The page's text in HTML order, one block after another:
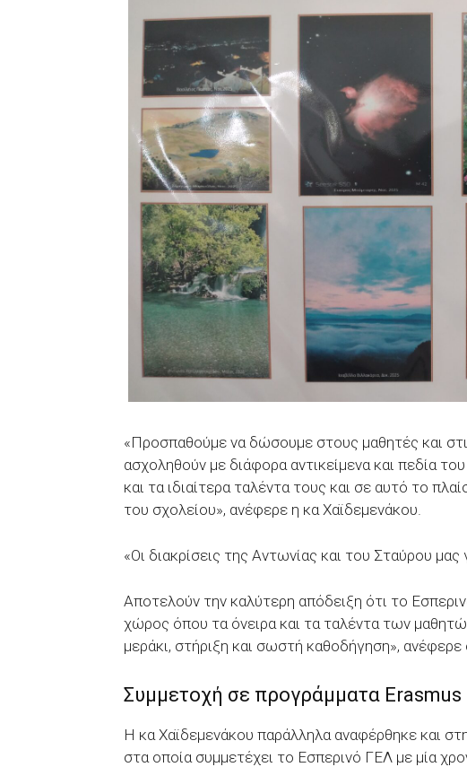
«Προσπαθούμε να δώσουμε στους μαθητές και
ασχοληθούν με διάφορα αντικείμενα και πεδία
και τα ιδιαίτερα ταλέντα τους και σε αυτό το
του σχολείου», ανέφερε η κα Χαϊδεμενάκου.
«Οι διακρίσεις της Αντωνίας και του Σταύρου μας
Αποτελούν την καλύτερη απόδειξη ότι το
χώρος όπου τα όνειρα και τα ταλέντα των
μεράκι, στήριξη και σωστή καθοδήγηση»,
Συμμετοχή σε προγράμματα Erasmus
Η κα Χαϊδεμενάκου παράλληλα αναφέρθηκε και
στα οποία συμμετέχει το Εσπερινό ΓΕΛ με μία